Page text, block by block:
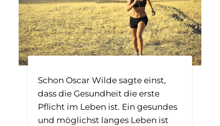
Schon Oscar Wilde sagte einst,
dass die Gesundheit die erste
Pflicht im Leben ist. Ein gesundes
und möglichst langes Leben ist